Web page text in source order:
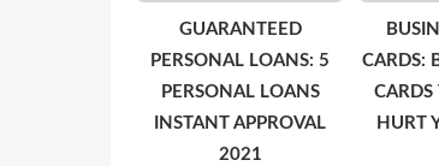
GUARANTEED
PERSONAL LOANS: 5
PERSONAL LOANS
INSTANT APPROVAL
2021
CARDS:
CARDS
HURT